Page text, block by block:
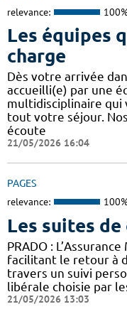
relevance:
Les équipes
charge
Dès votre arrivée
accueilli(e) par une
multidisciplinaire qui
tout votre séjour.
écoute
21/05/2026 16:04
PAGES
relevance:
Les suites de
PRADO :
facilitant le retour à
travers un suivi
libérale choisie par
21/05/2026 13:03